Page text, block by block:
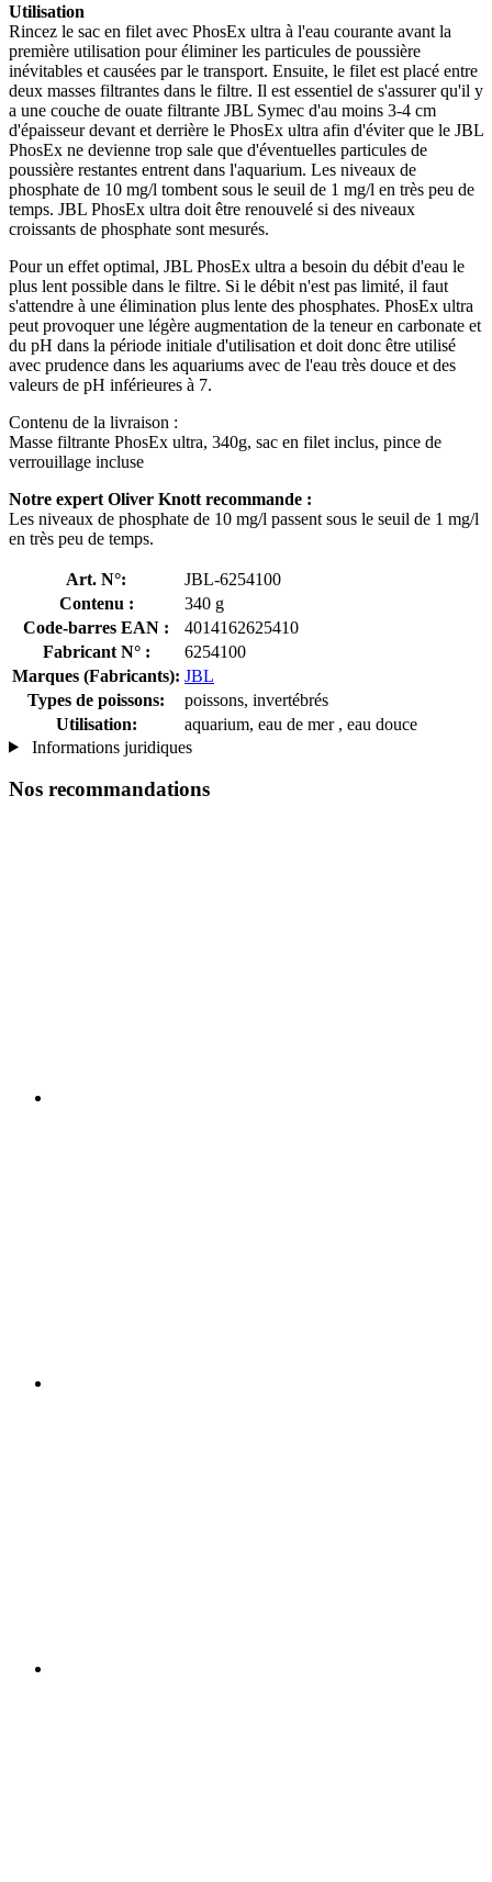
Utilisation
Rincez le sac en filet avec PhosEx ultra à l'eau courante avant la
première utilisation pour éliminer les particules de poussière
inévitables et causées par le transport. Ensuite, le filet est placé entre
deux masses filtrantes dans le filtre. Il est essentiel de s'assurer qu'il y
a une couche de ouate filtrante JBL Symec d'au moins 3-4 cm
d'épaisseur devant et derrière le PhosEx ultra afin d'éviter que le JBL
PhosEx ne devienne trop sale que d'éventuelles particules de
poussière restantes entrent dans l'aquarium. Les niveaux de
phosphate de 10 mg/l tombent sous le seuil de 1 mg/l en très peu de
temps. JBL PhosEx ultra doit être renouvelé si des niveaux
croissants de phosphate sont mesurés.
Pour un effet optimal, JBL PhosEx ultra a besoin du débit d'eau le
plus lent possible dans le filtre. Si le débit n'est pas limité, il faut
s'attendre à une élimination plus lente des phosphates. PhosEx ultra
peut provoquer une légère augmentation de la teneur en carbonate et
du pH dans la période initiale d'utilisation et doit donc être utilisé
avec prudence dans les aquariums avec de l'eau très douce et des
valeurs de pH inférieures à 7.
Contenu de la livraison :
Masse filtrante PhosEx ultra, 340g, sac en filet inclus, pince de
verrouillage incluse
Notre expert Oliver Knott recommande :
Les niveaux de phosphate de 10 mg/l passent sous le seuil de 1 mg/l
en très peu de temps.
Art. N°:
JBL-6254100
Contenu :
340 g
Code-barres EAN :
4014162625410
Fabricant N° :
6254100
Marques (Fabricants): JBL
Types de poissons:
poissons, invertébrés
Utilisation:
aquarium, eau de mer , eau douce
Informations juridiques
Nos recommandations